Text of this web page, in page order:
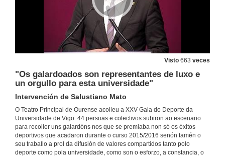
Visto 663 veces
"Os galardoados son representantes de luxo e
un orgullo para esta universidade"
Intervención de Salustiano Mato
O Teatro Principal de Ourense acolleu a XXV Gala do Deporte da
Universidade de Vigo. 44 persoas e colectivos subiron ao escenario
para recoller uns galardóns nos que se premiaba non só os éxitos
deportivos que acadaron durante o curso 2015/2016 senón tamén o
seu traballo a prol da difusión de valores compartidos tanto polo
deporte como pola universidade, como son o esforzo, a constancia, o
Intervención de Gloria Pena
17 de nov. de 2016
17 de nov. de 2016
Actitude Muvers!
Actuación de Pablo Méndez Performance